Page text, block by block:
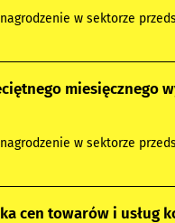
w sektorze
miesięcznego
w sektorze
cen towarów i usług